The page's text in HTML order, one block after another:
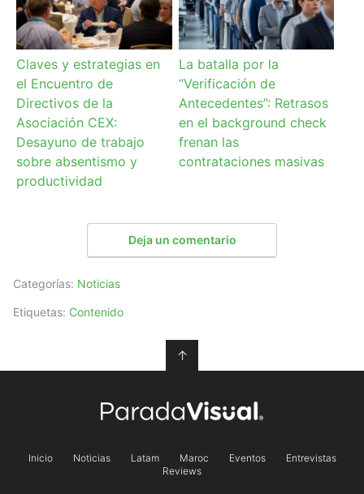
Claves y estrategias en
el Encuentro de
Directivos de la
Asociación CEX:
Desayuno de trabajo
sobre absentismo y
productividad
La batalla por la
“Verificación de
Antecedentes”: Retrasos
en el background check
frenan las
contrataciones masivas
Deja un comentario
Categorías: Noticias
Etiquetas: Contenido
↑
Inicio Noticias Latam Maroc Eventos
Entrevistas
Reviews